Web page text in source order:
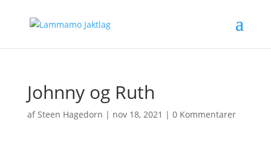
Johnny og Ruth
afSteen Hagedorn | nov 18, 2021 | 0 Kommentarer